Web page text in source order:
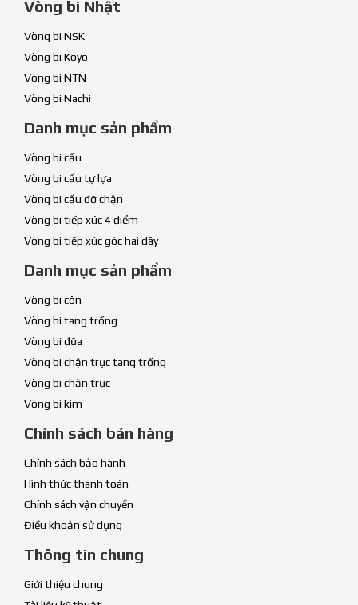
Vòng bi Nhật
Vòng bi NSK
Vòng bi Koyo
Vòng bi NTN
Vòng bi Nachi
Danh mục sản phẩm
Vòng bi cầu
Vòng bi cầu tự lựa
Vòng bi cầu đỡ chặn
Vòng bi tiếp xúc 4 điểm
Vòng bi tiếp xúc góc hai dãy
Danh mục sản phẩm
Vòng bi côn
Vòng bi tang trống
Vòng bi đũa
Vòng bi chặn trục tang trống
Vòng bi chặn trục
Vòng bi kim
Chính sách bán hàng
Chính sách bảo hành
Hình thức thanh toán
Chính sách vận chuyển
Điều khoản sử dụng
Thông tin chung
Giới thiệu chung